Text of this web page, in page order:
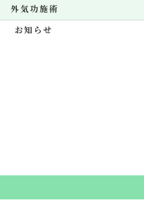
外気功施術
お知らせ